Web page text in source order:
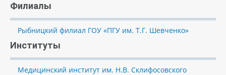
Филиалы
Рыбницкий филиал ГОУ «ПГУ им. Т.Г. Шевченко»
Институты
Медицинский институт им. Н.В. Склифосовского